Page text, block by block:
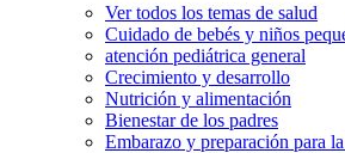
Ver todos los temas de salud
Cuidado de bebés y niños
atención pediátrica general
Crecimiento y desarrollo
Nutrición y alimentación
Bienestar de los padres
Embarazo y preparación para